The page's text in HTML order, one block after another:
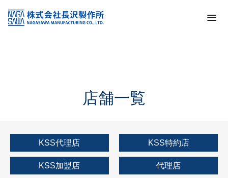
KSS加盟店・取扱店情報
店舗一覧
店舗一覧
KSS代理店 KSS特約店
KSS加盟店 代理店